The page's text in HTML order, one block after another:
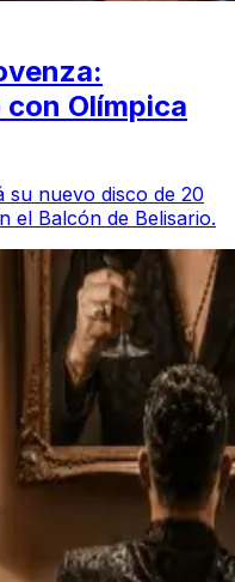
Olímpica
su nuevo disco de 20
el Balcón de Belisario.